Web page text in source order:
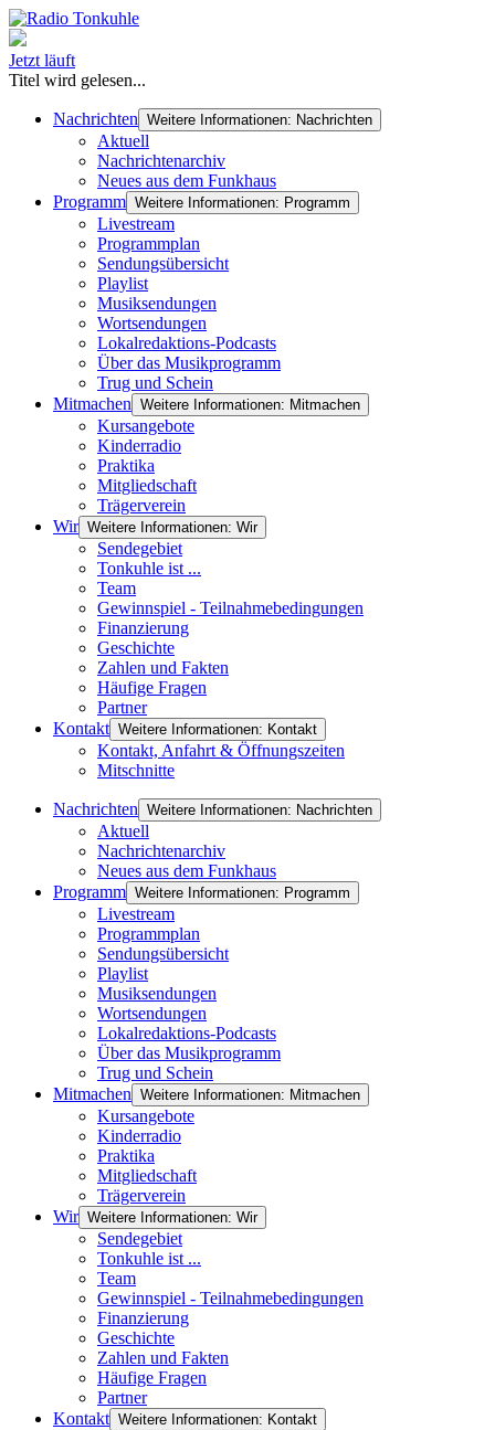
Jetzt läuft
Titel wird gelesen...
Nachrichten Weitere Informationen: Nachrichten
Aktuell
Nachrichtenarchiv
Neues aus dem Funkhaus
Programm Weitere Informationen: Programm
Livestream
Programmplan
Sendungsübersicht
Playlist
Musiksendungen
Wortsendungen
Lokalredaktions-Podcasts
Über das Musikprogramm
Trug und Schein
Mitmachen Weitere Informationen: Mitmachen
Kursangebote
Kinderradio
Praktika
Mitgliedschaft
Trägerverein
Wir Weitere Informationen: Wir
Sendegebiet
Tonkuhle ist ...
Team
Gewinnspiel - Teilnahmebedingungen
Finanzierung
Geschichte
Zahlen und Fakten
Häufige Fragen
Partner
Kontakt Weitere Informationen: Kontakt
Kontakt, Anfahrt & Öffnungszeiten
Mitschnitte
Nachrichten Weitere Informationen: Nachrichten
Aktuell
Nachrichtenarchiv
Neues aus dem Funkhaus
Programm Weitere Informationen: Programm
Livestream
Programmplan
Sendungsübersicht
Playlist
Musiksendungen
Wortsendungen
Lokalredaktions-Podcasts
Über das Musikprogramm
Trug und Schein
Mitmachen Weitere Informationen: Mitmachen
Kursangebote
Kinderradio
Praktika
Mitgliedschaft
Trägerverein
Wir Weitere Informationen: Wir
Sendegebiet
Tonkuhle ist ...
Team
Gewinnspiel - Teilnahmebedingungen
Finanzierung
Geschichte
Zahlen und Fakten
Häufige Fragen
Partner
Kontakt Weitere Informationen: Kontakt